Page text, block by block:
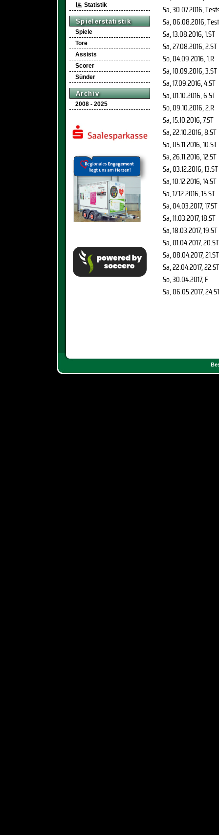
Statistik
Spielerstatistik
Spiele
Tore
Assists
Scorer
Sünder
Archiv
2008 - 2025
Sa, 30.07.2016,
Sa, 06.08.2016,
Sa, 13.08.2016, 1.ST
Sa, 27.08.2016, 2.ST
So, 04.09.2016, 1.R
Sa, 10.09.2016, 3.ST
Sa, 17.09.2016, 4.ST
Sa, 01.10.2016, 6.ST
So, 09.10.2016, 2.R
Sa, 15.10.2016, 7.ST
Sa, 22.10.2016, 8.ST
Sa, 05.11.2016, 10.ST
Sa, 26.11.2016, 12.ST
Sa, 03.12.2016, 13.ST
Sa, 10.12.2016, 14.ST
Sa, 17.12.2016, 15.ST
Sa, 04.03.2017, 17.ST
Sa, 11.03.2017, 18.ST
Sa, 18.03.2017, 19.ST
Sa, 01.04.2017, 20.ST
Sa, 08.04.2017, 21.ST
Sa, 22.04.2017, 22.ST
So, 30.04.2017, F
Sa, 06.05.2017,